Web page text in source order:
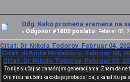
Odg: Kako promena vremena na
« Odgovor #1800 poslato: Februar 05,
Citat: Dr Nikola Todorov Februar 04,
Citat: drAnita Mrdakovic Februar 03,
Citat: Dr Nikola Todorov Februar 03,
To nije slučaj sa današnjim generacijama. Znam da
Oni nisu naučeni kako da je probude i da je kanališu